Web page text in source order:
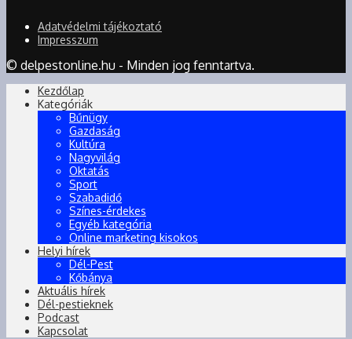
Adatvédelmi tájékoztató
Impresszum
© delpestonline.hu - Minden jog fenntartva.
Kezdőlap
Kategóriák
Bűnügy
Gazdaság
Kultúra
Nagyvilág
Oktatás
Sport
Szabadidő
Színes-érdekes
Egyéb kategória
Online marketing kisokos
Helyi hírek
Dél-Pest
Kőbánya
Aktuális hírek
Dél-pestieknek
Podcast
Kapcsolat